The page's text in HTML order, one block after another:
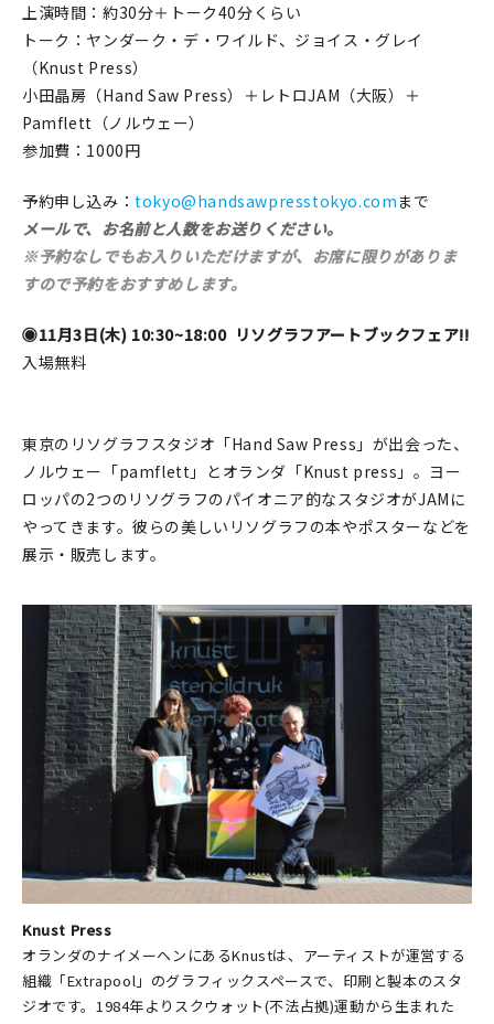
上演時間：約30分＋トーク40分くらい
トーク：ヤンダーク・デ・ワイルド、ジョイス・グレイ
（Knust Press）
小田晶房（Hand Saw Press）＋レトロJAM（大阪）＋
Pamflett（ノルウェー）
参加費：1000円
予約申し込み： tokyo@handsawpresstokyo.comまで
メールで、お名前と人数をお送りください。
※予約なしでもお入りいただけますが、お席に限りがありま
すので予約をおすすめします。
◉11月3日(木) 10:30~18:00 リソグラフアートブックフェア!!
入場無料
東京のリソグラフスタジオ「Hand Saw Press」が出会った、
ノルウェー「pamflett」とオランダ「Knust press」。ヨー
ロッパの2つのリソグラフのパイオニア的なスタジオがJAMに
やってきます。彼らの美しいリソグラフの本やポスターなどを
展示・販売します。
Knust Press
オランダのナイメーヘンにあるKnustは、アーティストが運営する
組織「Extrapool」のグラフィックスペースで、印刷と製本のスタ
ジオです。1984年よりスクウォット(不法占拠)運動から生まれた